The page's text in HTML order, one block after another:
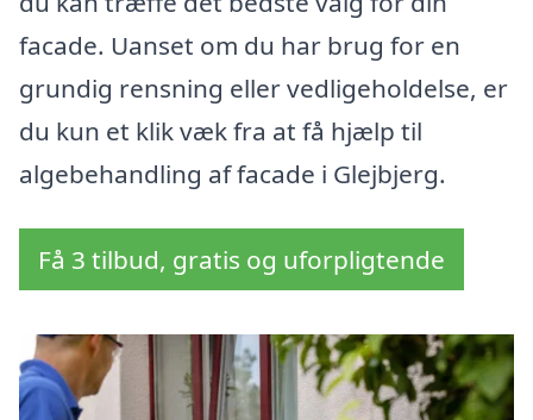
facade. Uanset om du har brug for en
grundig rensning eller vedligeholdelse, er
du kun et klik væk fra at få hjælp til
algebehandling af facade i Glejbjerg.
Få 3 tilbud, gratis og uforpligtende